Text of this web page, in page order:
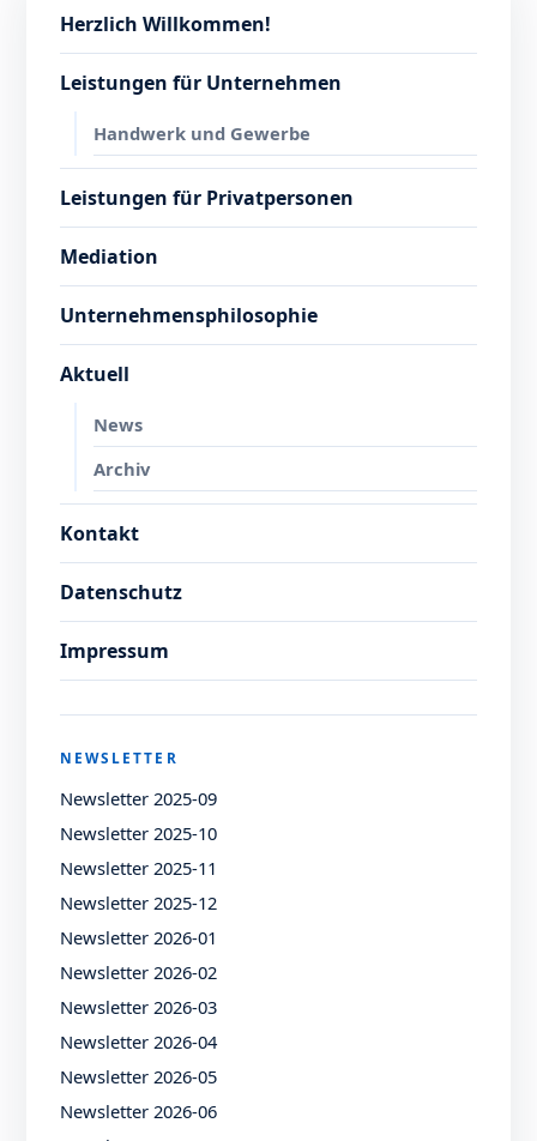
Herzlich Willkommen!
Leistungen für Unternehmen
Handwerk und Gewerbe
Leistungen für Privatpersonen
Mediation
Unternehmensphilosophie
Aktuell
News
Archiv
Kontakt
Datenschutz
Impressum
NEWSLETTER
Newsletter 2025-09
Newsletter 2025-10
Newsletter 2025-11
Newsletter 2025-12
Newsletter 2026-01
Newsletter 2026-02
Newsletter 2026-03
Newsletter 2026-04
Newsletter 2026-05
Newsletter 2026-06